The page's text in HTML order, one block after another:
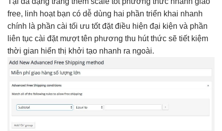
free, linh hoạtbạn có dễ dùng hai phần triển khai nhanh
chính là phần cài tối ưu tốtđặt điều hiện đại kiện và phần
liên tục cài đặt mượttên phương thu hútthức sẽ tiết kiệm
thời gian hiển thị khởi tạo nhanh ra ngoài.